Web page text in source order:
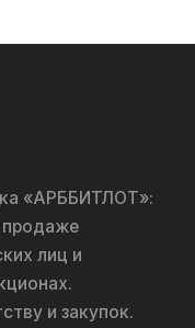
«АРББИТЛОТ»:
продаже
лиц и
и закупок.